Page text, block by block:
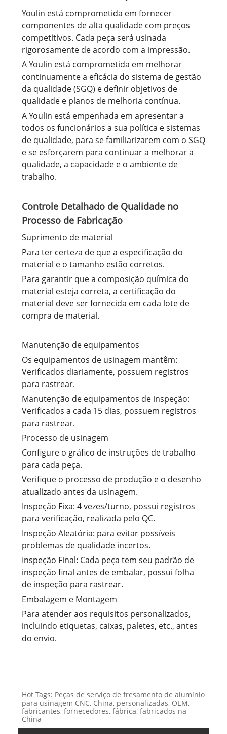
Youlin está comprometida em fornecer
componentes de alta qualidade com preços
competitivos. Cada peça será usinada
rigorosamente de acordo com a impressão.
A Youlin está comprometida em melhorar
continuamente a eficácia do sistema de gestão
da qualidade (SGQ) e definir objetivos de
qualidade e planos de melhoria contínua.
A Youlin está empenhada em apresentar a
todos os funcionários a sua política e sistemas
de qualidade, para se familiarizarem com o SGQ
e se esforçarem para continuar a melhorar a
qualidade, a capacidade e o ambiente de
trabalho.
Controle Detalhado de Qualidade no
Processo de Fabricação
Suprimento de material
Para ter certeza de que a especificação do
material e o tamanho estão corretos.
Para garantir que a composição química do
material esteja correta, a certificação do
material deve ser fornecida em cada lote de
compra de material.
Manutenção de equipamentos
Os equipamentos de usinagem mantêm:
Verificados diariamente, possuem registros
para rastrear.
Manutenção de equipamentos de inspeção:
Verificados a cada 15 dias, possuem registros
para rastrear.
Processo de usinagem
Configure o gráfico de instruções de trabalho
para cada peça.
Verifique o processo de produção e o desenho
atualizado antes da usinagem.
Inspeção Fixa: 4 vezes/turno, possui registros
para verificação, realizada pelo QC.
Inspeção Aleatória: para evitar possíveis
problemas de qualidade incertos.
Inspeção Final: Cada peça tem seu padrão de
inspeção final antes de embalar, possui folha
de inspeção para rastrear.
Embalagem e Montagem
Para atender aos requisitos personalizados,
incluindo etiquetas, caixas, paletes, etc., antes
do envio.
Hot Tags: Peças de serviço de fresamento de alumínio
para usinagem CNC, China, personalizadas, OEM,
fabricantes, fornecedores, fábrica, fabricados na
China